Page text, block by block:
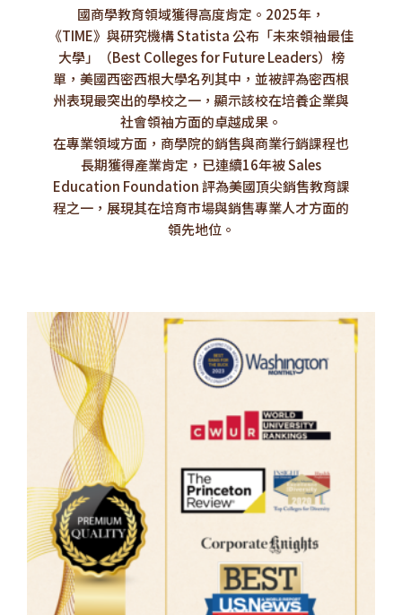
國商學教育領域獲得高度肯定。2025年，
《TIME》與研究機構 Statista 公布「未來領袖最佳
大學」（Best Colleges for Future Leaders）榜
單，美國西密西根大學名列其中，並被評為密西根
州表現最突出的學校之一，顯示該校在培養企業與
社會領袖方面的卓越成果。
在專業領域方面，商學院的銷售與商業行銷課程也
長期獲得產業肯定，已連續16年被 Sales
Education Foundation 評為美國頂尖銷售教育課
程之一，展現其在培育市場與銷售專業人才方面的
領先地位。